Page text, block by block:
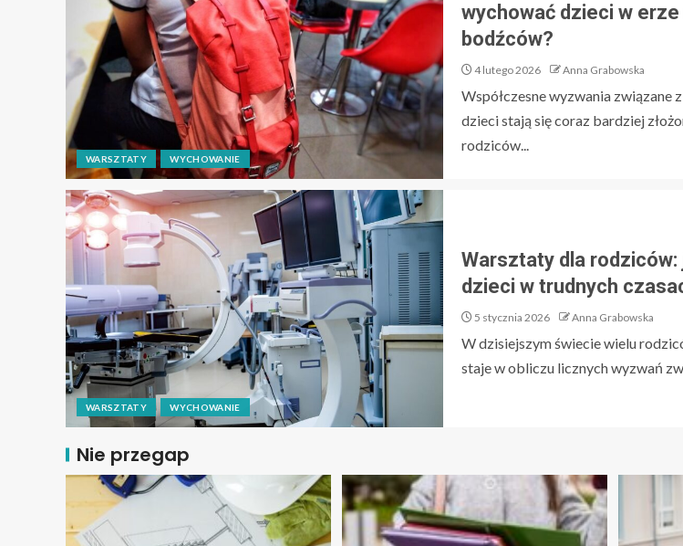
WARSZTATY WYCHOWANIE
wychować dzieci w erze
bodźców?
4 lutego 2026 Anna Grabowska
Współczesne wyzwania związane
dzieci stają się coraz bardziej
rodziców...
WARSZTATY WYCHOWANIE
Warsztaty dla
dzieci w trudnych
5 stycznia 2026 Anna Grabowska
W dzisiejszym świecie wielu
staje w obliczu licznych wyzwań
Nie przegap